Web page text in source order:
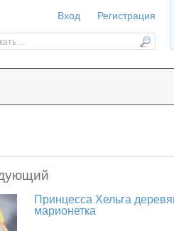
Принцесса Хельга
марионетка
Вход Регистрация